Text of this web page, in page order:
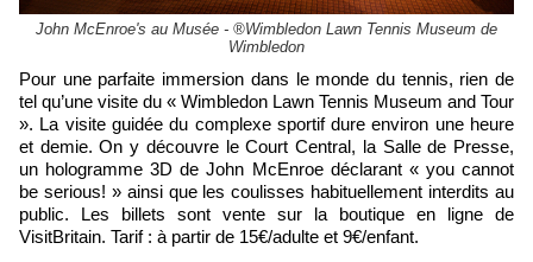
John McEnroe's au Musée - ®Wimbledon Lawn Tennis Museum de
Wimbledon
Pour une parfaite immersion dans le monde du tennis, rien de
tel qu’une visite du « Wimbledon Lawn Tennis Museum and Tour
». La visite guidée du complexe sportif dure environ une heure
et demie. On y découvre le Court Central, la Salle de Presse,
un hologramme 3D de John McEnroe déclarant « you cannot
be serious! » ainsi que les coulisses habituellement interdits au
public. Les billets sont vente sur la boutique en ligne de
VisitBritain. Tarif : à partir de 15€/adulte et 9€/enfant.